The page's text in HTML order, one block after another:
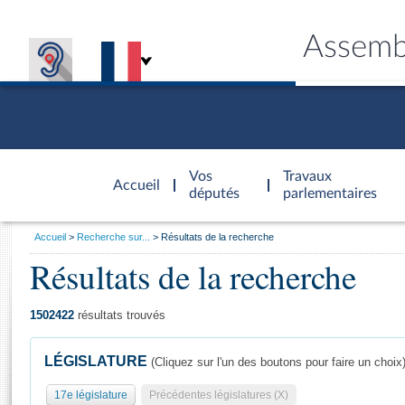
Accueil
d'accueil
Vos
députés
Travaux
parlementaires
Général
Vous
Accueil Recherche sur... Résultats de la recherche
Résultats de la recherche
1502422 résultats trouvés
LÉGISLATURE (Cliquez sur l'un des boutons pour faire un choix)
17e législature Précédentes législatures (X)